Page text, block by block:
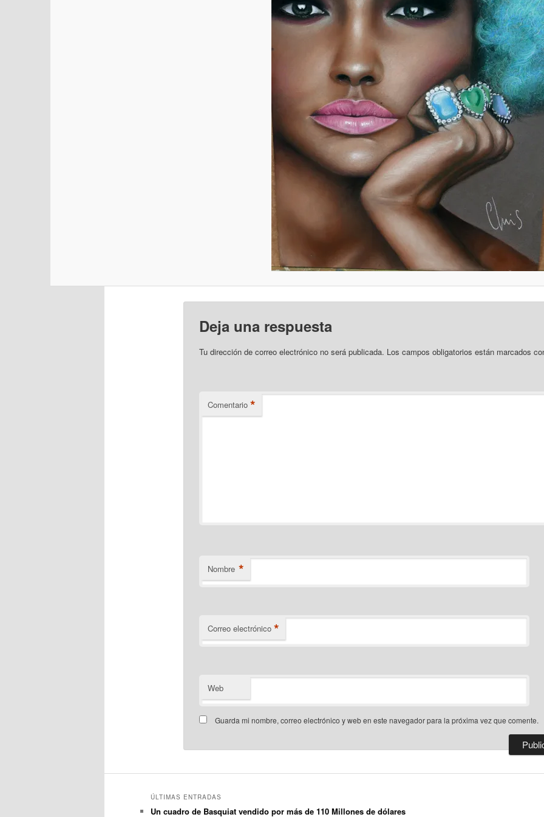
Deja una respuesta
Tu dirección de correo electrónico no será publicada. Los campos obligatorios están marcados
Comentario *
Nombre *
Correo electrónico *
Web
Guarda mi nombre, correo electrónico y web en este navegador para la próxima vez que comente.
ÚLTIMAS ENTRADAS
Un cuadro de Basquiat vendido por más de 110 Millones de dólares